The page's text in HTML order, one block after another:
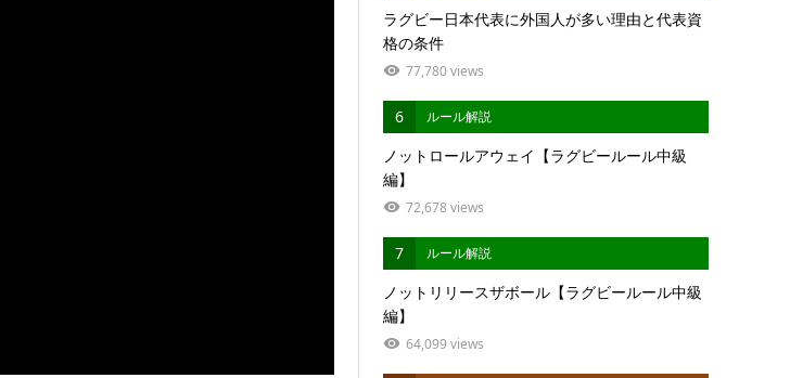
ラグビー日本代表に外国人が多い理由と代表資
格の条件
77,780 views
6 ルール解説
ノットロールアウェイ【ラグビールール中級
編】
72,678 views
7 ルール解説
ノットリリースザボール【ラグビールール中級
編】
64,099 views